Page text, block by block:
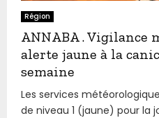
Région
ANNABA . Vigilance
alerte jaune à la
semaine
Les services
de niveau 1 (jaune) pour la